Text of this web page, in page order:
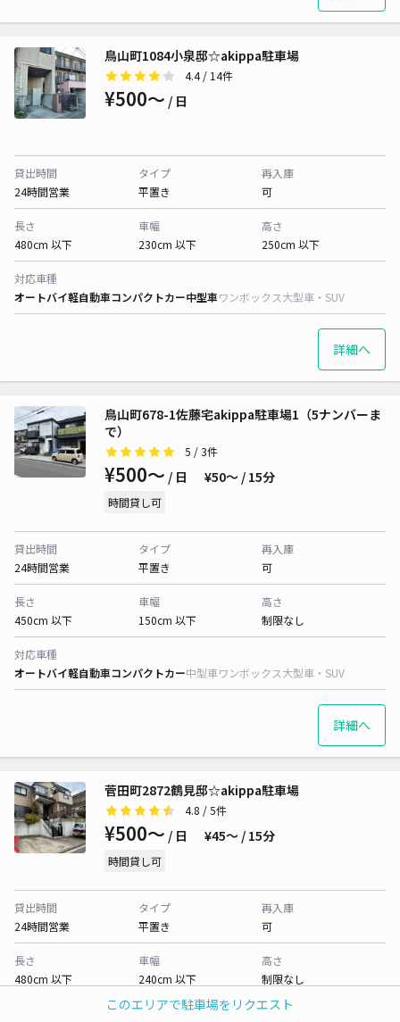
このエリアで駐車場をリクエスト
鳥山町1084小泉邸☆akippa駐車場
4.4/ 14件
¥500〜 / 日
貸出時間
24時間営業
タイプ
平置き
再入庫
可
長さ
480cm 以下
車幅
230cm 以下
高さ
250cm 以下
対応車種
オートバイ軽自動車コンパクトカー中型車ワンボックス大型車・SUV
詳細へ
鳥山町678-1佐藤宅akippa駐車場1（5ナンバーま
で）
5 / 3件
¥500〜 / 日 ¥50〜 / 15分
時間貸し可
貸出時間
24時間営業
タイプ
平置き
再入庫
可
長さ
450cm 以下
車幅
150cm 以下
高さ
制限なし
対応車種
オートバイ軽自動車コンパクトカー中型車ワンボックス大型車・SUV
詳細へ
菅田町2872鶴見邸☆akippa駐車場
4.8 / 5件
¥500〜 / 日 ¥45〜 / 15分
時間貸し可
貸出時間
24時間営業
タイプ
平置き
再入庫
可
長さ
480cm 以下
車幅
240cm 以下
高さ
制限なし